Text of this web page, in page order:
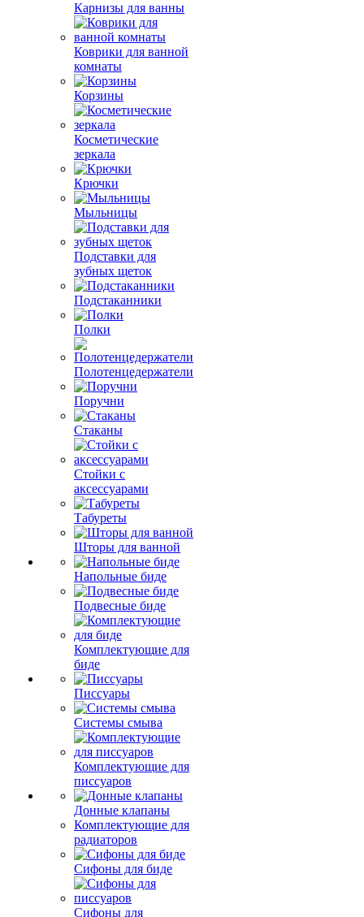
Карнизы для ванны
Коврики для ванной
комнаты
Корзины
Косметические
зеркала
Крючки
Мыльницы
Подставки для
зубных щеток
Подстаканники
Полки
Полотенцедержатели
Поручни
Стаканы
Стойки с
аксессуарами
Табуреты
Шторы для ванной
Напольные биде
Подвесные биде
Комплектующие для
биде
Писсуары
Системы смыва
Комплектующие для
писсуаров
Донные клапаны
Комплектующие для
радиаторов
Сифоны для биде
Сифоны для